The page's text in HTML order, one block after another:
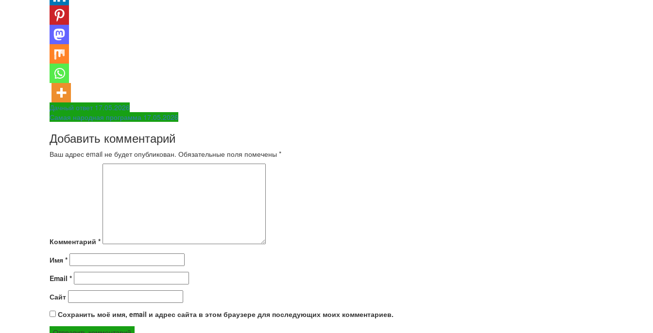
Навигация
по
записям
Дачный ответ 17.05.2026
Самая народная программа 17.05.2026
Добавить комментарий
Ваш адрес email не будет опубликован. Обязательные поля помечены *
Комментарий *
Имя *
Email *
Сайт
Сохранить моё имя, email и адрес сайта в этом браузере для последующих моих комментариев.